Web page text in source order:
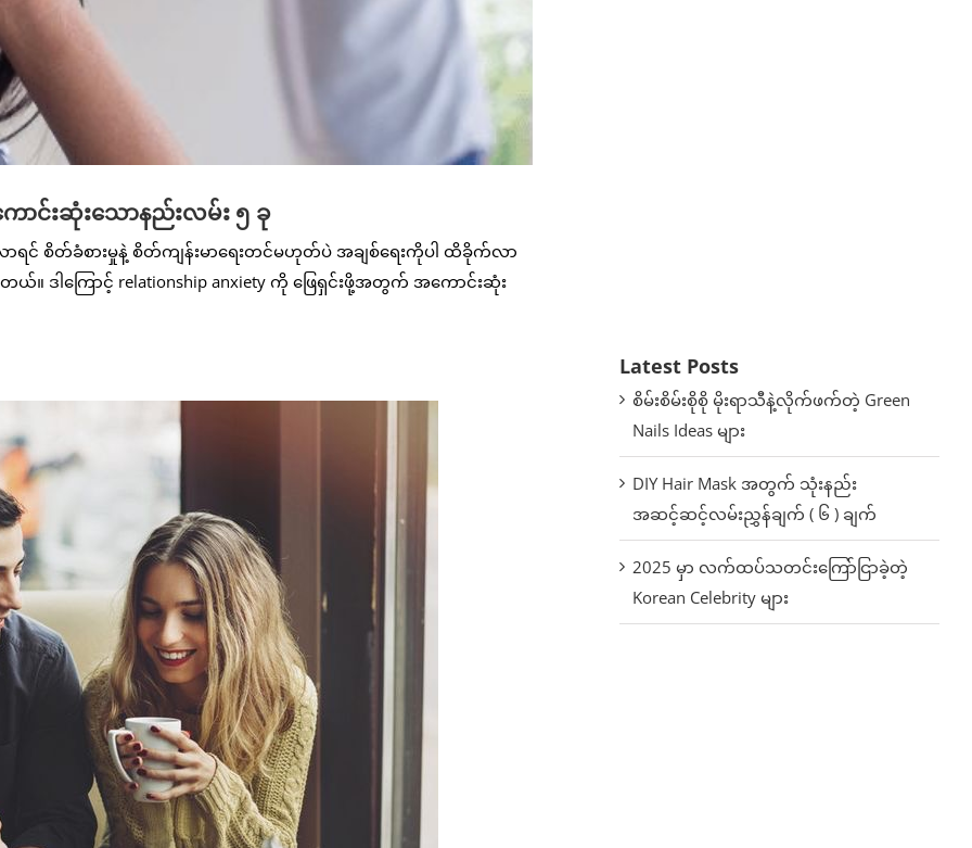
ာင်းဆုံးသောနည်းလမ်း ၅ ခု
ာရင် စိတ်ခံစားမှုနဲ့ စိတ်ကျန်းမာရေးတင်မဟုတ်ပဲ အချစ်ရေးကိုပါ ထိခိုက်လာ
တယ်။ ဒါကြောင့် relationship anxiety ကို ဖြေရှင်းဖို့အတွက် အကောင်းဆုံး
Latest Posts
စိမ်းစိမ်းစိုစို မိုးရာသီနဲ့လိုက်ဖက်တဲ့ Green
Nails Ideas များ
DIY Hair Mask အတွက် သုံးနည်း
အဆင့်ဆင့်လမ်းညွှန်ချက် ( ၆ ) ချက်
2025 မှာ လက်ထပ်သတင်းကြော်ငြာခဲ့တဲ့
Korean Celebrity များ